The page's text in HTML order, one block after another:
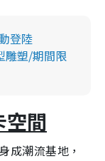
登陸
雕塑/期間限
空間
成潮流基地，